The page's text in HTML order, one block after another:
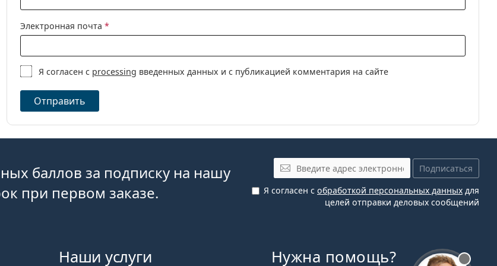
Электронная почта *
Я согласен с processing введенных данных и с публикацией комментария на сайте
Отправить
баллов за подписку на нашу
при первом заказе.
Эл. почта
Подписаться
Я согласен с обработкой персональных данных для
целей отправки деловых сообщений
Нужна помощь?
Наши услуги